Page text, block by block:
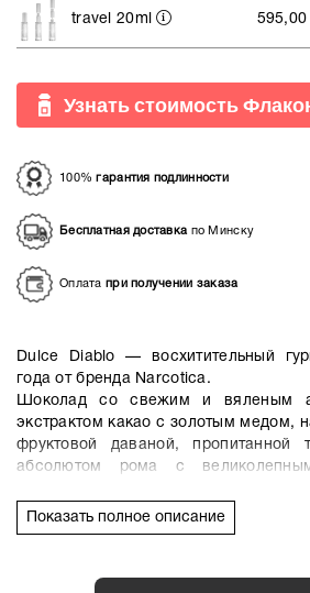
travel 20ml 595,00
Узнать стоимость
100%гарантия подлинности
Бесплатная доставкапо Минску
Оплата при получении заказа
Dulce Diablo — восхитительный
года от бренда Narcotica.
Шоколад со свежим и вяленым
экстрактом какао с золотым медом,
фруктовой даваной, пропитанной
абсолютом рома с
и гурманского абсолюта бобов тонка.
Восхитительный гурманский
Показать полное описание